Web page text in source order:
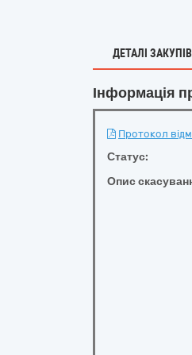
ДЕТАЛІ
Інформація
Протокол
Статус:
Опис